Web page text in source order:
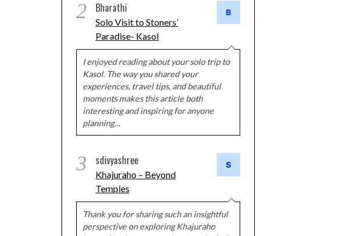
2 Bharathi
Solo Visit to Stoners’
Paradise- Kasol
I enjoyed reading about your solo trip to
Kasol. The way you shared your
experiences, travel tips, and beautiful
moments makes this article both
interesting and inspiring for anyone
planning…
3 sdivyashree
Khajuraho – Beyond
Temples
Thank you for sharing such an insightful
perspective on exploring Khajuraho